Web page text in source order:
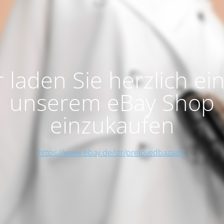
laden Sie herzlich
unserem eBay Shop
einzukaufen
https://www.ebay.de/str/prelovedbazaar1